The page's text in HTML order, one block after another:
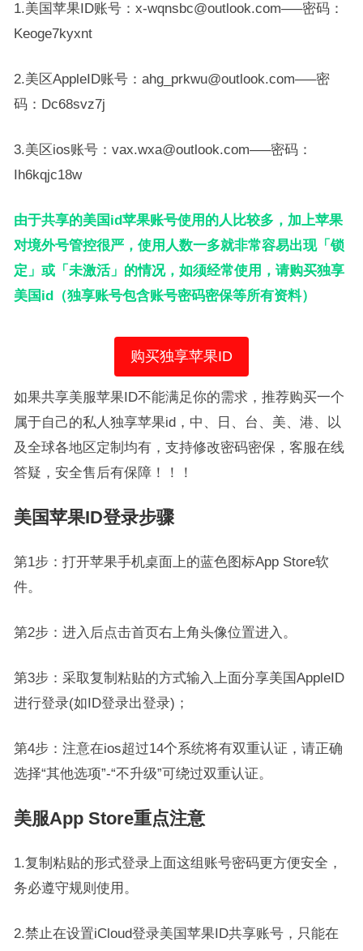
1.美国苹果ID账号：x-wqnsbc@outlook.com—–密码：
Keoge7kyxnt
2.美区AppleID账号：ahg_prkwu@outlook.com—–密
码：Dc68svz7j
3.美区ios账号：vax.wxa@outlook.com—–密码：
Ih6kqjc18w
由于共享的美国id苹果账号使用的人比较多，加上苹果
对境外号管控很严，使用人数一多就非常容易出现「锁
定」或「未激活」的情况，如须经常使用，请购买独享
美国id（独享账号包含账号密码密保等所有资料）
购买独享苹果ID
如果共享美服苹果ID不能满足你的需求，推荐购买一个
属于自己的私人独享苹果id，中、日、台、美、港、以
及全球各地区定制均有，支持修改密码密保，客服在线
答疑，安全售后有保障！！！
美国苹果ID登录步骤
第1步：打开苹果手机桌面上的蓝色图标App Store软
件。
第2步：进入后点击首页右上角头像位置进入。
第3步：采取复制粘贴的方式输入上面分享美国AppleID
进行登录(如ID登录出登录)；
第4步：注意在ios超过14个系统将有双重认证，请正确
选择“其他选项”-“不升级”可绕过双重认证。
美服App Store重点注意
1.复制粘贴的形式登录上面这组账号密码更方便安全，
务必遵守规则使用。
2.禁止在设置iCloud登录美国苹果ID共享账号，只能在